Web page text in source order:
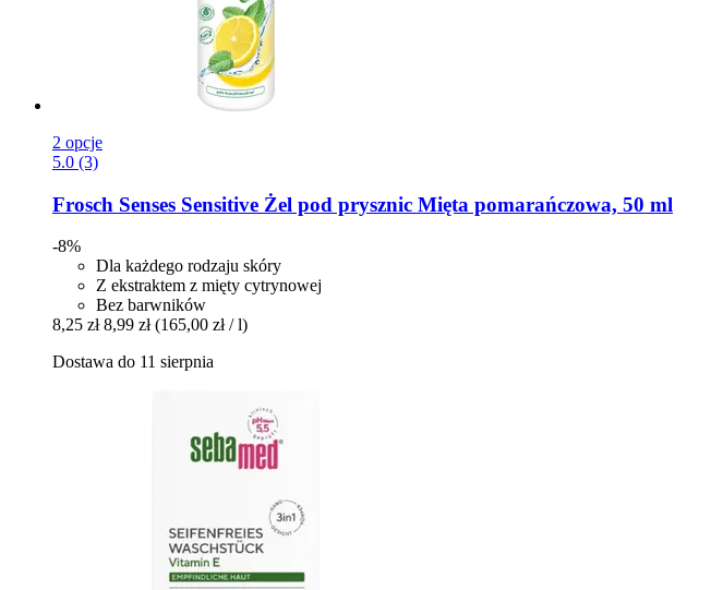
2 opcje
5.0 (3)
Frosch Senses Sensitive Żel pod prysznic Mięta pomarańczowa, 50 ml
-8%
Dla każdego rodzaju skóry
Z ekstraktem z mięty cytrynowej
Bez barwników
8,25 zł 8,99 zł (165,00 zł / l)
Dostawa do 11 sierpnia